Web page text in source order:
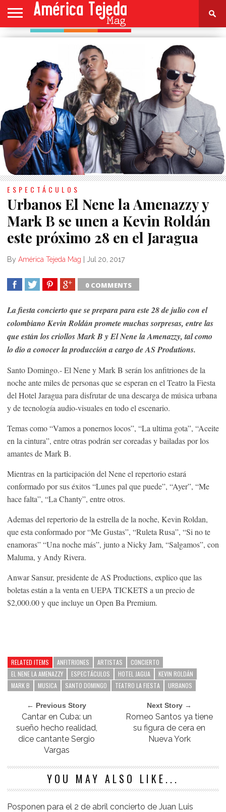
HOME
ESPECTÁCULOS
Urbanos El Nene la Amenazzy y
Mark B se unen a Kevin Roldán
este próximo 28 en el Jaragua
By América Tejeda Mag | Jul 20, 2017
0 COMMENTS
La fiesta concierto que se prepara para este 28 de julio con el
colombiano Kevin Roldán promete muchas sorpresas, entre las
que están los criollos Mark B y El Nene la Amenazzy, tal como
lo dio a conocer la producción a cargo de AS Produtions.
Santo Domingo.- El Nene y Mark B serán los anfitriones de la
noche ante miles de personas que se esperan en el Teatro la Fiesta
del Hotel Jaragua para disfrutar de una descarga de música urbana
y de tecnología audio-visuales en todo el escenario.
Temas como “Vamos a ponernos locos”, “La ultima gota”, “Aceite
en la cintura”, entre otras podrán ser coreadas y bailadas por los
amantes de Mark B.
Mientras en la participación del Nene el repertorio estará
conformado por sus éxitos “Lunes pal que puede”, “Ayer”, “Me
hace falta”, “La Chanty”, entre otros.
Ademas del repertorio de la estrella de la noche, Kevin Roldan,
que esta conformado por “Me Gustas”, “Ruleta Rusa”, “Si no te
enamoras” “Una noche más”, junto a Nicky Jam, “Salgamos”, con
Maluma, y Andy Rivera.
Anwar Sansur, presidente de AS Productions, explico que las
boletas están a la venta en UEPA TICKETS a un precio de
$2,000.00 y que incluye un Open Ba Premium.
RELATED ITEMS ANFITRIONES ARTISTAS
CONCIERTO
EL NENE LA AMENAZZY
ESPECTÁCULOS HOTEL JAGUA
KEVIN ROLDÁN
MARK B
MUSICA SANTO DOMINGO TEATRO LA FIESTA URBANOS
← Previous Story
Cantar en Cuba: un
sueño hecho realidad,
dice cantante Sergio
Vargas
Next Story →
Romeo Santos ya tiene
su figura de cera en
Nueva York
YOU MAY ALSO LIKE...
Posponen para el 2 de abril concierto de Juan Luis